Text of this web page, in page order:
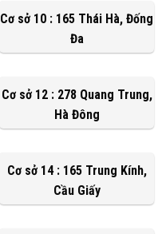
Cơ sở 10 : 165 Thái Hà, Đống
Đa
Cơ sở 12 : 278 Quang Trung,
Hà Đông
Cơ sở 14 : 165 Trung Kính,
Cầu Giấy